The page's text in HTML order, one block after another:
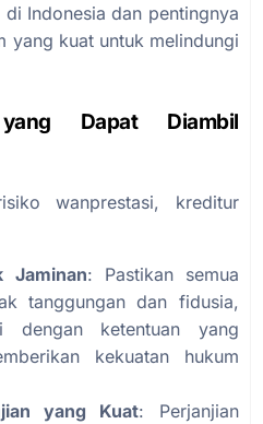
Indonesia dan pentingnya
yang kuat untuk melindungi
yang Dapat Diambil
wanprestasi, kreditur
Jaminan: Pastikan semua
tanggungan dan fidusia,
dengan ketentuan yang
kekuatan hukum
yang Kuat: Perjanjian